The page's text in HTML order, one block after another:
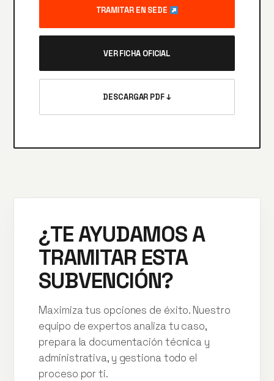
TRAMITAR EN SEDE
VER FICHA OFICIAL
DESCARGAR PDF ↓
¿TE AYUDAMOS A
TRAMITAR ESTA
SUBVENCIÓN?
Maximiza tus opciones de éxito. Nuestro
equipo de expertos analiza tu caso,
prepara la documentación técnica y
administrativa, y gestiona todo el
proceso por ti.